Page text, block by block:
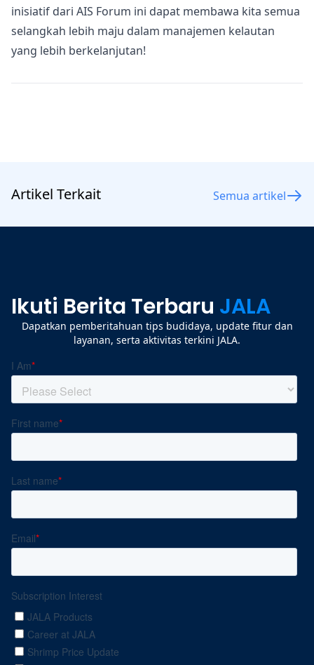
inisiatif dari AIS Forum ini dapat membawa kita semua
selangkah lebih maju dalam manajemen kelautan
yang lebih berkelanjutan!
Artikel Terkait Semua artikel
Ikuti Berita Terbaru JALA
Dapatkan pemberitahuan tips budidaya, update fitur dan
layanan, serta aktivitas terkini JALA.